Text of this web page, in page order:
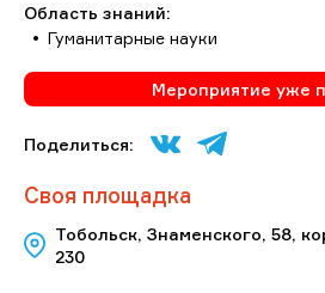
Область знаний:
Гуманитарные науки
Мероприятие уже
Поделиться:
Своя площадка
Тобольск, Знаменского, 58,
230